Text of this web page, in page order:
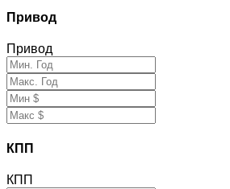
Привод
Привод
КПП
КПП